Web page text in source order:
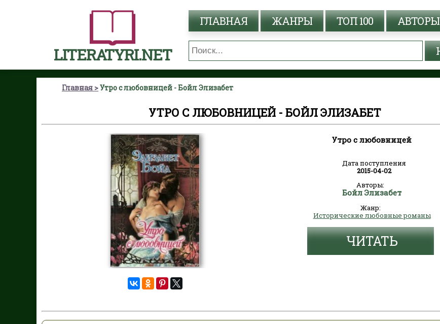
LITERATYRI.NET
ГЛАВНАЯ ЖАНРЫ ТОП 100 АВТОРЫ
Главная Утро с любовницей - Бойл Элизабет
УТРО С ЛЮБОВНИЦЕЙ - БОЙЛ ЭЛИЗАБЕТ
Утро с любовницей
Дата поступления
2015-04-02
Авторы:
Бойл Элизабет
Жанр:
Исторические любовные романы
ЧИТАТЬ